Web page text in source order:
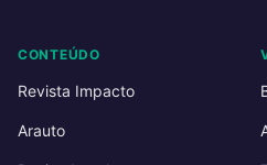
CONTEÚDO
Revista Impacto
Arauto